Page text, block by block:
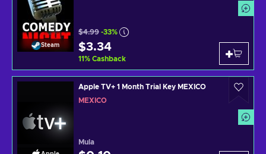
Steam
$4.99 -33%
$3.34
11% Cashback
Apple TV+ 1 Month Trial Key MEXICO
MEXICO
Mula